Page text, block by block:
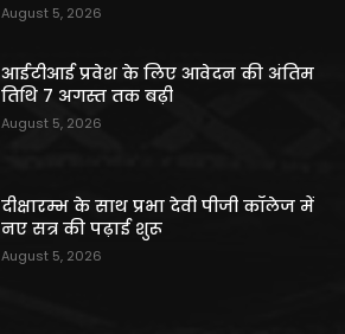
August 5, 2026
आईटीआई प्रवेश के लिए आवेदन की अंतिम
तिथि 7 अगस्त तक बढ़ी
August 5, 2026
दीक्षारम्भ के साथ प्रभा देवी पीजी कॉलेज में
नए सत्र की पढ़ाई शुरू
August 5, 2026